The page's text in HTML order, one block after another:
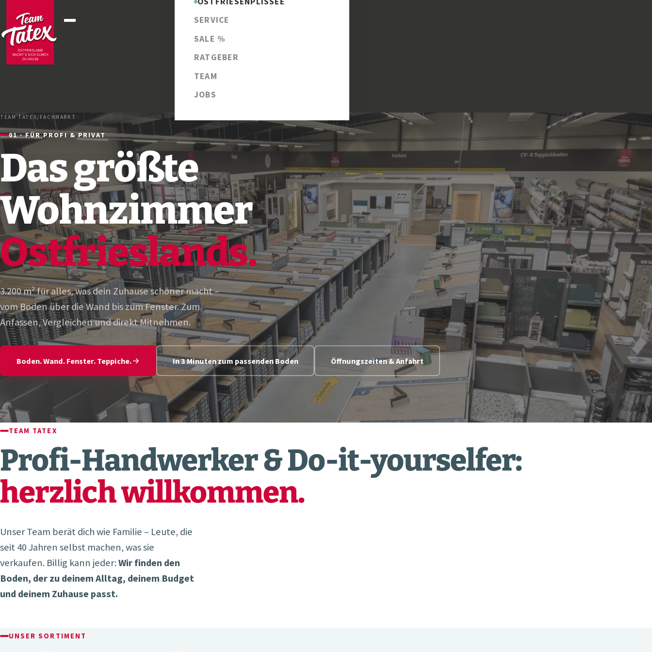
SERVICE
SALE %
RATGEBER
TEAM
JOBS
TEAM TATEX/ FACHMARKT
01 · FÜR PROFI & PRIVAT
Das größte
Wohnzimmer
Ostfrieslands.
3.200 m² für alles, was dein Zuhause schöner macht –
vom Boden über die Wand bis zum Fenster. Zum
Anfassen, Vergleichen und direkt Mitnehmen.
Boden. Wand. Fenster. Teppiche. In 3 Minuten zum passenden Boden Öffnungszeiten & Anfahrt
TEAM TATEX
Profi-Handwerker & Do-it-yourselfer:
herzlich willkommen.
Unser Team berät dich wie Familie – Leute, die
seit 40 Jahren selbst machen, was sie
verkaufen. Billig kann jeder:Wir finden den
Boden, der zu deinem Alltag, deinem Budget
und deinem Zuhause passt.
UNSER SORTIMENT